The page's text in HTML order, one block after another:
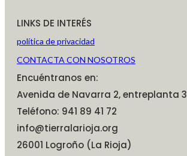
LINKS DE INTERÉS
política de privacidad
CONTACTA CON NOSOTROS
Encuéntranos en:
Avenida de Navarra 2, entreplanta 3
Teléfono: 941 89 41 72
info@tierralarioja.org
26001 Logroño (La Rioja)